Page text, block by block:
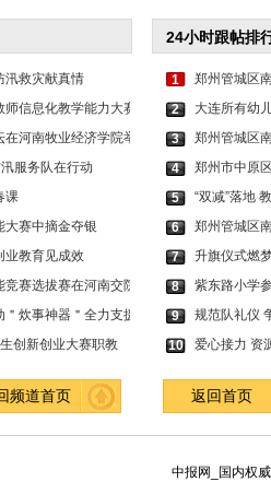
汛救灾献真情
信息化教学能力大赛
河南牧业经济学院举
服务队在行动
课
大赛中摘金夺银
业教育见成效
赛选拔赛在河南交院
炊事神器＂全力支援
创新创业大赛职教
24小时跟帖排
1
郑州管城区
2
大连所有幼
3
郑州管城区
4
郑州市中原
5
“双减”落地
6
郑州管城区
7
升旗仪式燃
8
紫东路小学
9
规范队礼仪
10
爱心接力 资
频道首页 返回首页
中报网_国内权